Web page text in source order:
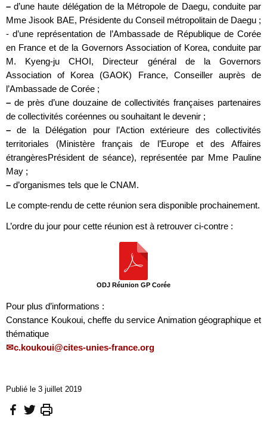
– d’une haute délégation de la Métropole de Daegu, conduite par
Mme Jisook BAE, Présidente du Conseil métropolitain de Daegu ;
- d’une représentation de l’Ambassade de République de Corée
en France et de la Governors Association of Korea, conduite par
M. Kyeng-ju CHOI, Directeur général de la Governors
Association of Korea (GAOK) France, Conseiller auprès de
l’Ambassade de Corée ;
– de près d’une douzaine de collectivités françaises partenaires
de collectivités coréennes ou souhaitant le devenir ;
– de la Délégation pour l’Action extérieure des collectivités
territoriales (Ministère français de l’Europe et des Affaires
étrangèresPrésident de séance), représentée par Mme Pauline
May ;
– d’organismes tels que le CNAM.
Le compte-rendu de cette réunion sera disponible prochainement.
L’ordre du jour pour cette réunion est à retrouver ci-contre :
ODJ Réunion GP Corée
Pour plus d’informations :
Constance Koukoui, cheffe du service Animation géographique et
thématique
c.koukoui@cites-unies-france.org
Publié le 3 juillet 2019